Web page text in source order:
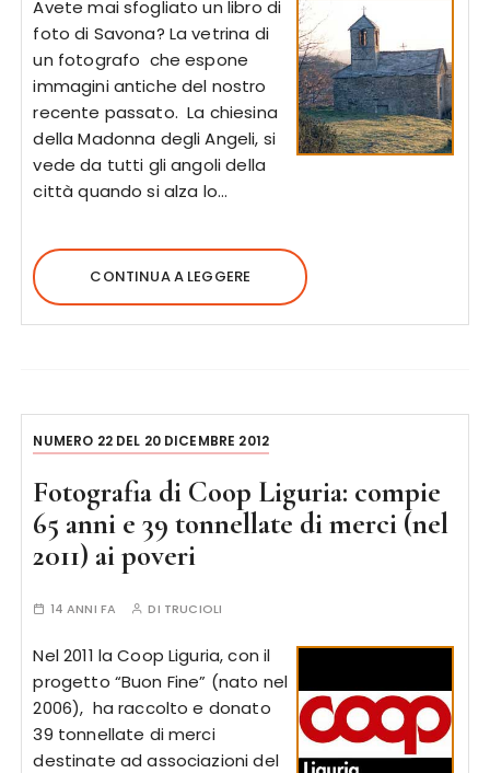
Avete mai sfogliato un libro di
foto di Savona? La vetrina di
un fotografo che espone
immagini antiche del nostro
recente passato. La chiesina
della Madonna degli Angeli, si
vede da tutti gli angoli della
città quando si alza lo…
CONTINUA A LEGGERE
NUMERO 22 DEL 20 DICEMBRE 2012
Fotografia di Coop Liguria: compie
65 anni e 39 tonnellate di merci (nel
2011) ai poveri
14 ANNI FA DI TRUCIOLI
Nel 2011 la Coop Liguria, con il
progetto “Buon Fine” (nato nel
2006), ha raccolto e donato
39 tonnellate di merci
destinate ad associazioni del